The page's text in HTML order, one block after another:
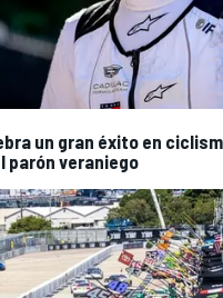
un gran éxito en
parón veraniego